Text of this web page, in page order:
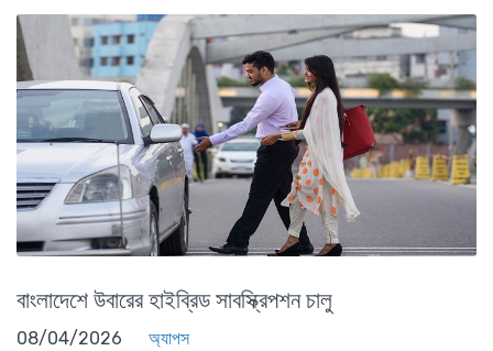
বাংলাদেশে উবারের হাইব্রিড সাবস্ক্রিপশন চালু
08/04/2026 অ্যাপস